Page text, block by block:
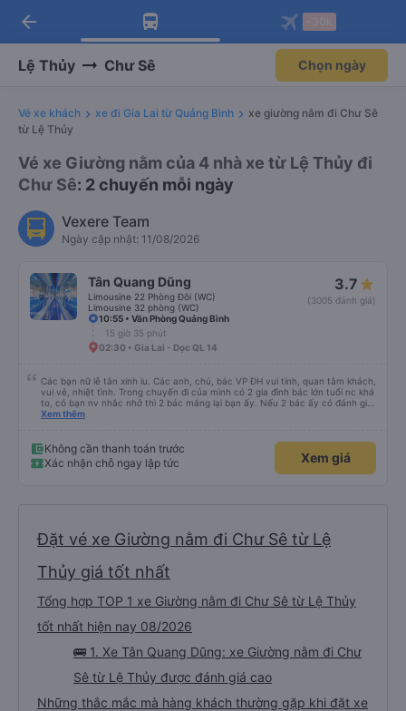
Tải app Vexere ngay!
Nhận ưu đãi thành viên độc
Mở app
Tải app Vexere
-30k/ghế khi đặt vé máy bay qua
Mở app
arrow_back
Lệ Thủy Chư Sê Chọn ngày
Vé xe khách xe đi Gia Lai từ Quảng Bình
xe giường nằm đi Chư Sê
từ Lệ Thủy
Vé xe Giường nằm của 4 nhà xe từ Lệ Thủy đi
Chư Sê: 2 chuyến mỗi ngày
Vexere Team
Ngày cập nhật: 11/08/2026
Tân Quang Dũng
Limousine 22 Phòng Đôi (WC)
Limousine 32 phòng (WC)
3.7
(3005 đánh giá)
10:55 • Văn Phòng Quảng Bình
15 giờ 35 phút
02:30 • Gia Lai - Dọc QL 14
Các bạn nữ lễ tân xinh iu. Các anh, chú, bác VP ĐH vui tính, quan tâm khách,
vui vẻ, nhiệt tình. Trong chuyến đi của mình có 2 gia đình bác lớn tuổi nc khá
to, có bạn nv nhắc nhở thì 2 bác mắng lại bạn ấy. Nếu 2 bác ấy có đánh giá
xấu thì mình ngược lại nha. Bạn ấy nhắc nhở rất đúng. 2 bác nói rất to. To
bạn ấy nha. Nếu bạn ấy bị trừ thì bảo bạn ấy liên hệ sđt của mình, mình hỗ
trợ ạ. Số mình đuôi 666, chuyến ĐH-NT ngày 16/1. À các bạn nữ lễ tân xinh
iu còn đổi cho mình phòng đơn sang đôi xong còn note là (một mình) yêu
Xem thêm
Không cần thanh toán trước
Xác nhận chỗ ngay lập tức
Xem giá
Đặt vé xe Giường nằm đi Chư Sê từ Lệ
Thủy giá tốt nhất
Tổng hợp TOP 1 xe Giường nằm đi Chư Sê từ Lệ Thủy
tốt nhất hiện nay 08/2026
🚌 1. Xe Tân Quang Dũng: xe Giường nằm đi Chư
Sê từ Lệ Thủy được đánh giá cao
Những thắc mắc mà hàng khách thường gặp khi đặt xe